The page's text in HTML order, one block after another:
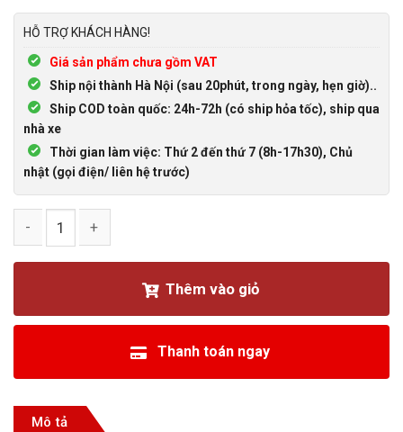
HỖ TRỢ KHÁCH HÀNG!
Giá sản phẩm chưa gồm VAT
Ship nội thành Hà Nội (sau 20phút, trong ngày, hẹn giờ)..
Ship COD toàn quốc: 24h-72h (có ship hỏa tốc), ship qua
nhà xe
Thời gian làm việc: Thứ 2 đến thứ 7 (8h-17h30), Chủ
nhật (gọi điện/ liên hệ trước)
Thêm vào giỏ
Thanh toán ngay
Mô tả